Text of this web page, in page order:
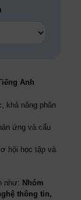
Anh
khả năng phân
ứng và cấu
hội học tập và
như: Nhóm
thông tin,